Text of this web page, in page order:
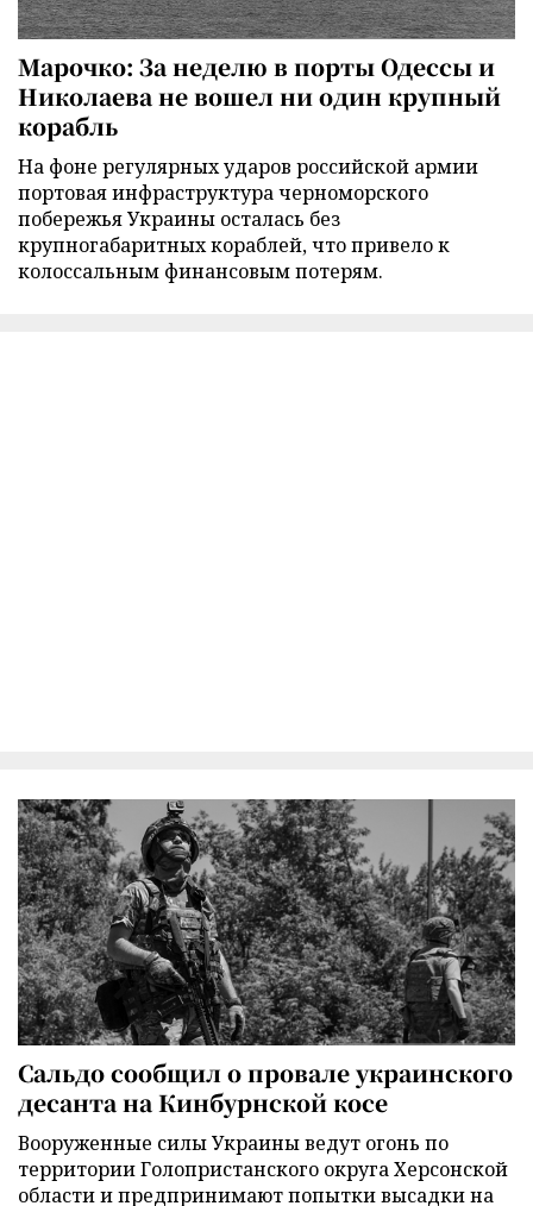
Марочко: За неделю в порты Одессы и
Николаева не вошел ни один крупный
корабль
На фоне регулярных ударов российской армии
портовая инфраструктура черноморского
побережья Украины осталась без
крупногабаритных кораблей, что привело к
колоссальным финансовым потерям.
Сальдо сообщил о провале украинского
десанта на Кинбурнской косе
Вооруженные силы Украины ведут огонь по
территории Голопристанского округа Херсонской
области и предпринимают попытки высадки на